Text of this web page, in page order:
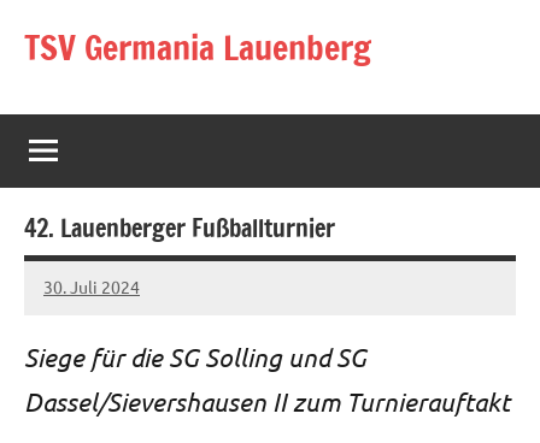
InhaltTSV Germania Lauenberg
42. Lauenberger Fußballturnier
30. Juli 2024
Jens
Siege für die SG Solling und SG
Dassel/Sievershausen II zum Turnierauftakt